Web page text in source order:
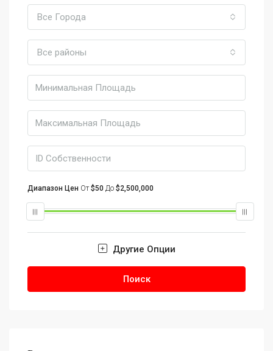
Все Города
Все районы
Диапазон Цен От$50 До $2,500,000
Другие Опции
Поиск